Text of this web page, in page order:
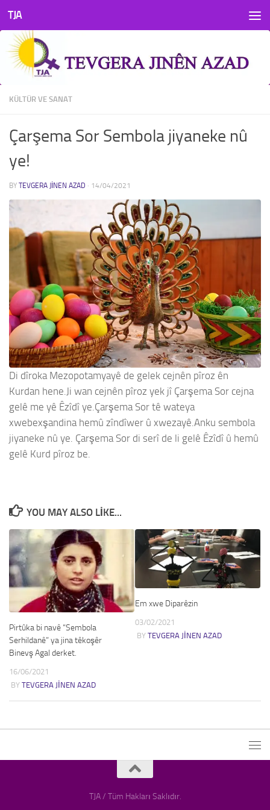
Skip to content
TJA
KÜLTÜR VE SANAT
Çarşema Sor Sembola jiyaneke nû
ye!
BY TEVGERA JINEN AZAD · 14/04/2021
Di dîroka Mezopotamyayê de gelek cejnên pîroz ên
Kurdan hene.Ji wan cejnên pîroz yek jî Çarşema Sor cejna
gelê me yê Êzîdî ye.Çarşema Sor tê wateya
xwebexşandina hemû zîndîwer û xwezayê.Anku sembola
jiyaneke nû ye. Çarşema Sor di serî de li gelê Êzîdî û hemû
gelê Kurd pîroz be.
YOU MAY ALSO LIKE...
Pirtûka bi navê “Sembola
Serhildanê” ya jina têkoşêr
Binevş Agal derket.
16/06/2021
BY TEVGERA JINEN AZAD
Em xwe Diparêzin
03/02/2021
BY TEVGERA JINEN AZAD
TJA / Tüm Hakları Saklıdır.